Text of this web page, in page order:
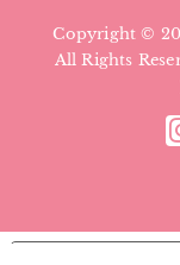
Copyright ©
All Rights